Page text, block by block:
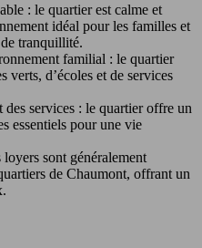
: le quartier est calme et
idéal pour les familles et
tranquillité.
familial : le quartier
verts, d’écoles et de services
services : le quartier offre un
essentiels pour une vie
sont généralement
de Chaumont, offrant un